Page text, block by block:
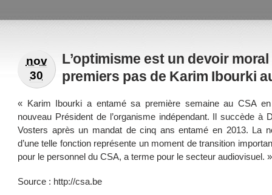
nov
30
L’optimisme est un devoir
premiers pas de Karim Ibourki
« Karim Ibourki a entamé sa première semaine au CSA
nouveau Président de l’organisme indépendant. Il succède à
Vosters après un mandat de cinq ans entamé en 2013. La
d’une telle fonction représente un moment de transition
pour le personnel du CSA, a terme pour le secteur audiovisuel. »
Source : http://csa.be